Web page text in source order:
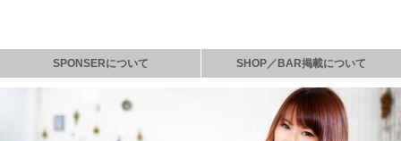
SPONSERについて SHOP／BAR掲載について